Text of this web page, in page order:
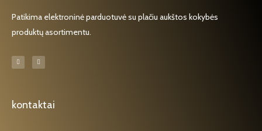
Patikima elektroninė parduotuvė su plačiu aukštos kokybės
produktų asortimentu.
F
a
c
-
f
I
n
s
m
kontaktai